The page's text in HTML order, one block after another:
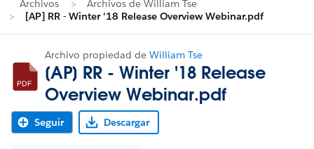
Archivos
Archivos de William Tse
[AP] RR - Winter '18 Release Overview Webinar.pdf
Archivo propiedad de William Tse
[AP] RR - Winter '18 Release
Overview Webinar.pdf
Seguir Descargar